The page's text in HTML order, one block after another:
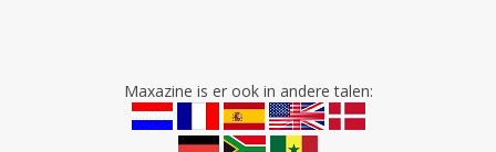
Maxazine is er ook in andere talen: